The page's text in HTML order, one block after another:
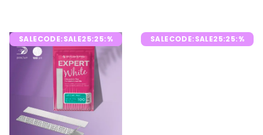
SALECODE:SALE25:25:% SALECODE:SALE25:25:%